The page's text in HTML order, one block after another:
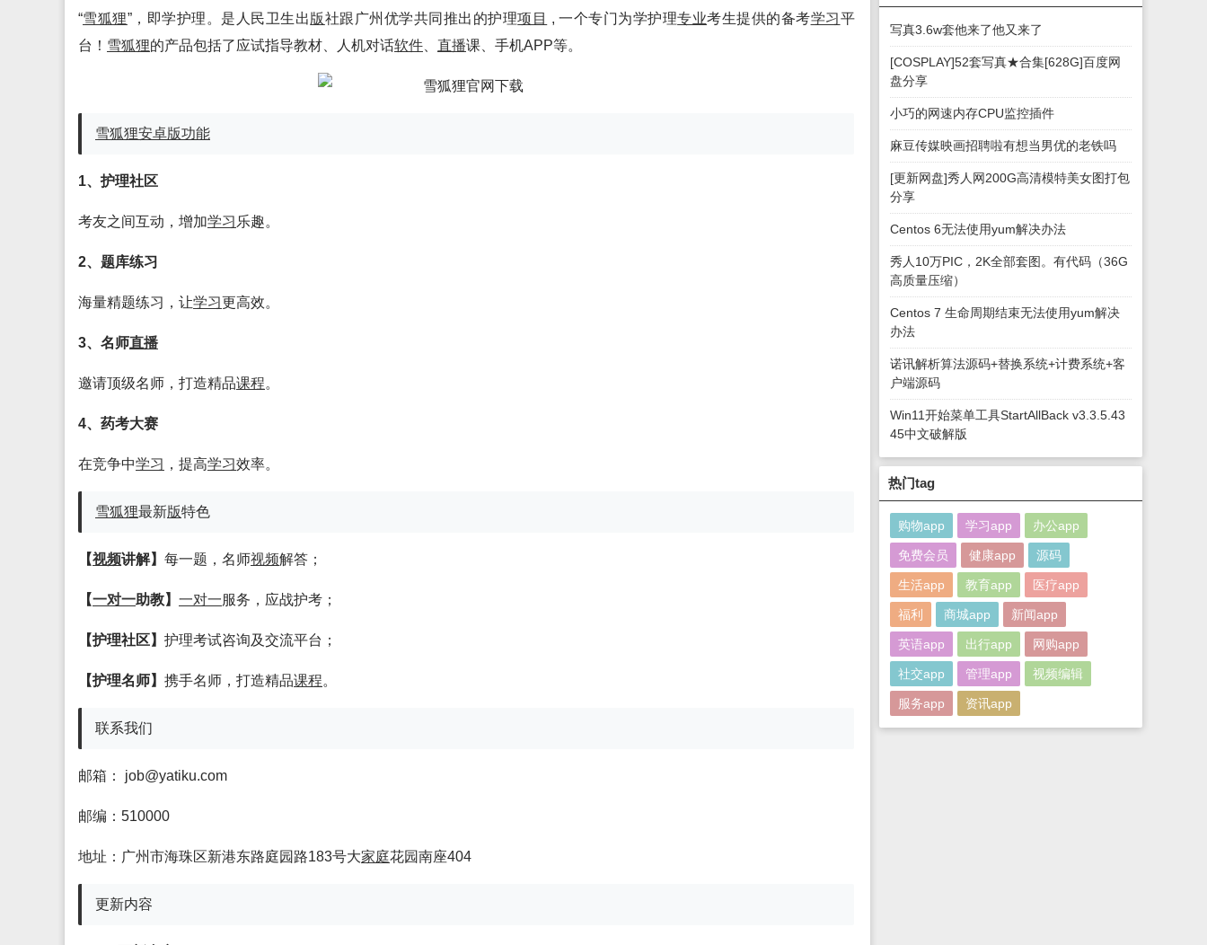
“雪狐狸”，即学护理。是人民卫生出版社跟广州优学共同推出的护理项目 , 一个专门为学护理专业考生提供的备考学习平
台！ 雪狐狸的产品包括了应试指导教材、人机对话软件 直播课、手机APP等。
雪狐狸安卓版功能
1、护理社区
考友之间互动，增加学习 乐趣。
2、题库练习
海量精题练习，让学习更高效。
3、名师直播
邀请顶级名师，打造精品课程。
4、药考大赛
在竞争中学习 ，提高学习效率。
雪狐狸最新版特色
【视频讲解】 每一题，名师视频解答；
【一对一助教】 一对一服务，应战护考；
【护理社区】 护理考试咨询及交流平台；
【护理名师】 携手名师，打造精品课程。
联系我们
邮箱： job@yatiku.com
邮编：510000
地址：广州市海珠区新港东路庭园路183号大家庭花园南座404
更新内容
写真3.6w套他来了他又来了
[COSPLAY]52套写真★合集[628G]百度网
盘分享
小巧的网速内存CPU监控插件
麻豆传媒映画招聘啦有想当男优的老铁吗
[更新网盘]秀人网200G高清模特美女图打包
分享
Centos 6无法使用yum解决办法
秀人10万PIC，2K全部套图。有代码（36G
高质量压缩）
Centos 7 生命周期结束无法使用yum解决
办法
诺讯解析算法源码+替换系统+计费系统+客
户端源码
Win11开始菜单工具StartAllBack v3.3.5.43
45中文破解版
热门tag
购物app 学习app 办公app
免费会员 健康app 源码
生活app 教育app 医疗app
福利 商城app 新闻app
英语app 出行app 网购app
社交app 管理app 视频编辑
服务app 资讯app